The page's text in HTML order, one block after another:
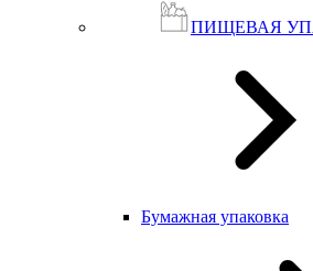
ПИЩЕВАЯ
Бумажная упаковка